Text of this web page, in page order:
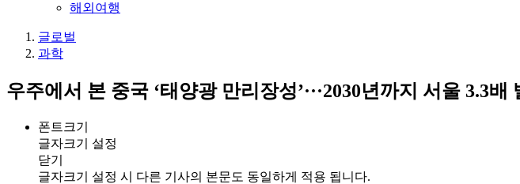
해외여행
글로벌
과학
우주에서 본 중국 ‘태양광 만리장성’···2030년까지 서울 3.3배
폰트크기
글자크기 설정
닫기
글자크기 설정 시 다른 기사의 본문도 동일하게 적용 됩니다.